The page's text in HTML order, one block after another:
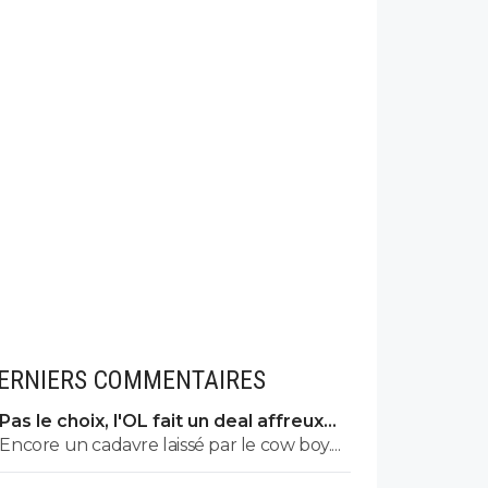
COMMENTAIRES
Pas le choix, l'OL fait un deal affreux
avec Getafe
Encore un cadavre laissé par le cow boy....